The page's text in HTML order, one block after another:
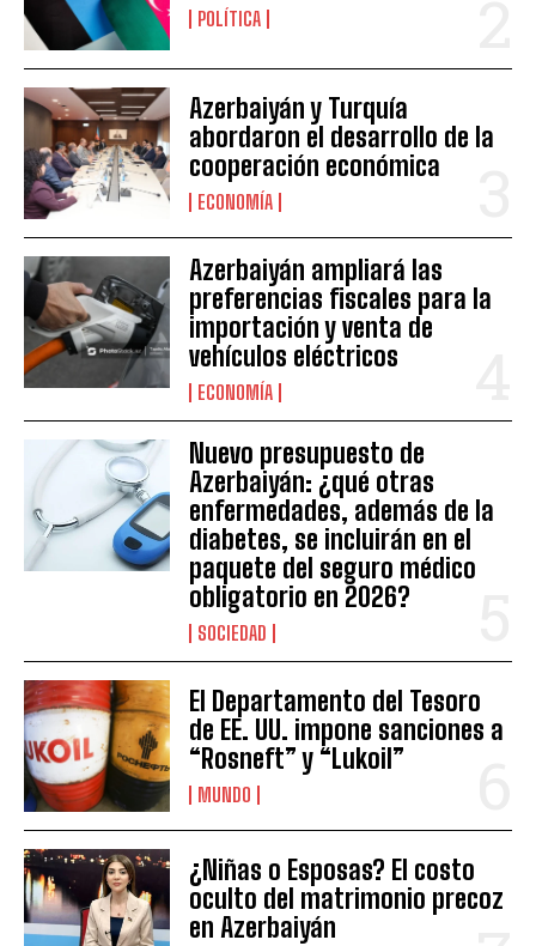
POLÍTICA
Azerbaiyán y Turquía
abordaron el desarrollo de la
cooperación económica
ECONOMÍA
Azerbaiyán ampliará las
preferencias fiscales para la
importación y venta de
vehículos eléctricos
ECONOMÍA
Nuevo presupuesto de
Azerbaiyán: ¿qué otras
enfermedades, además de la
diabetes, se incluirán en el
paquete del seguro médico
obligatorio en 2026?
SOCIEDAD
El Departamento del Tesoro
de EE. UU. impone sanciones a
“Rosneft” y “Lukoil”
MUNDO
¿Niñas o Esposas? El costo
oculto del matrimonio precoz
en Azerbaiyán